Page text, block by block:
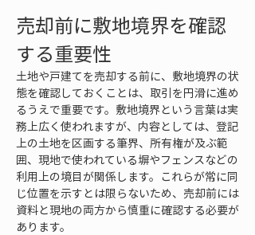
売却前に敷地境界を確認
する重要性
土地や戸建てを売却する前に、敷地境界の状
態を確認しておくことは、取引を円滑に進め
るうえで重要です。敷地境界という言葉は実
務上広く使われますが、内容としては、登記
上の土地を区画する筆界、所有権が及ぶ範
囲、現地で使われている塀やフェンスなどの
利用上の境目が関係します。これらが常に同
じ位置を示すとは限らないため、売却前には
資料と現地の両方から慎重に確認する必要が
あります。